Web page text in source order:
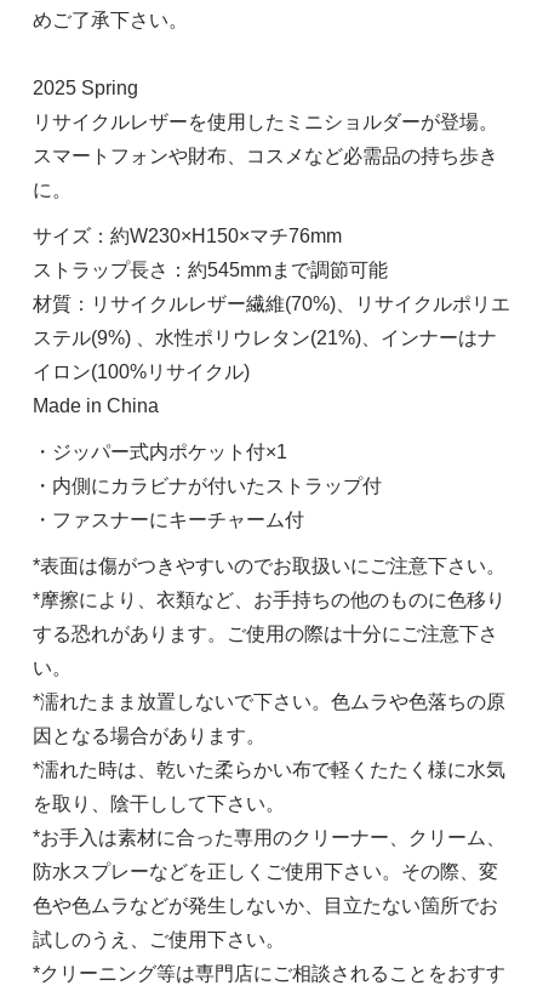
めご了承下さい。
2025 Spring
リサイクルレザーを使用したミニショルダーが登場。
スマートフォンや財布、コスメなど必需品の持ち歩き
に。
サイズ：約W230×H150×マチ76mm
ストラップ長さ：約545mmまで調節可能
材質：リサイクルレザー繊維(70%)、リサイクルポリエ
ステル(9%) 、水性ポリウレタン(21%)、インナーはナ
イロン(100%リサイクル)
Made in China
・ジッパー式内ポケット付×1
・内側にカラビナが付いたストラップ付
・ファスナーにキーチャーム付
*表面は傷がつきやすいのでお取扱いにご注意下さい。
*摩擦により、衣類など、お手持ちの他のものに色移り
する恐れがあります。ご使用の際は十分にご注意下さ
い。
*濡れたまま放置しないで下さい。色ムラや色落ちの原
因となる場合があります。
*濡れた時は、乾いた柔らかい布で軽くたたく様に水気
を取り、陰干しして下さい。
*お手入は素材に合った専用のクリーナー、クリーム、
防水スプレーなどを正しくご使用下さい。その際、変
色や色ムラなどが発生しないか、目立たない箇所でお
試しのうえ、ご使用下さい。
*クリーニング等は専門店にご相談されることをおすす